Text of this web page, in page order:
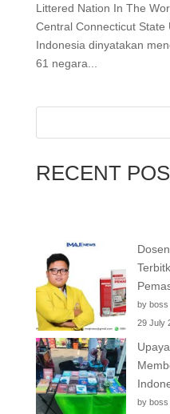
Littered Nation In The
Central Connecticut State
Indonesia dinyatakan
61 negara...
RECENT
by boss
29 July
by boss